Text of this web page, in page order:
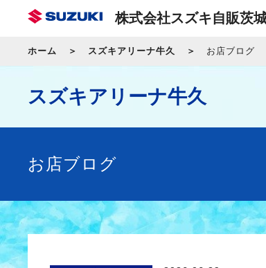
株式会社スズキ自販茨
ホーム スズキアリーナ牛久 お店ブログ
スズキアリーナ牛久
お店ブログ